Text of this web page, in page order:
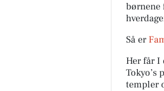
børnene
Så er
Her får I
templer